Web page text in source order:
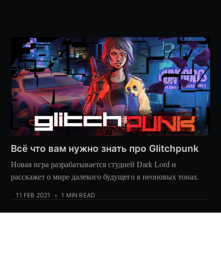
Всё что вам нужно знать про Glitchpunk
Новая игра разрабатывается студией Dark Lord и
расскажет о мире далекого будущего в неоновых тонах.
11 FEB 2021 • 1 MIN READ